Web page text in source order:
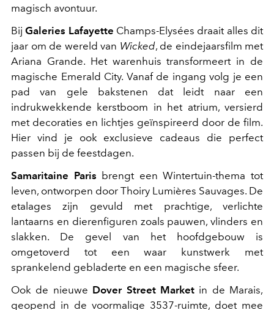
magisch avontuur.
BijGaleries Lafayette Champs-Elysées draait alles dit
jaar om de wereld van Wicked, de eindejaarsfilm met
Ariana Grande. Het warenhuis transformeert in de
magische Emerald City. Vanaf de ingang volg je een
pad van gele bakstenen dat leidt naar een
indrukwekkende kerstboom in het atrium, versierd
met decoraties en lichtjes geïnspireerd door de film.
Hier vind je ook exclusieve cadeaus die perfect
passen bij de feestdagen.
Samaritaine Paris brengt een Wintertuin-thema tot
leven, ontworpen door Thoiry Lumières Sauvages. De
etalages zijn gevuld met prachtige, verlichte
lantaarns en dierenfiguren zoals pauwen, vlinders en
slakken. De gevel van het hoofdgebouw is
omgetoverd tot een waar kunstwerk met
sprankelend gebladerte en een magische sfeer.
Ook de nieuwe Dover Street Marketin de Marais,
geopend in de voormalige 3537-ruimte, doet mee